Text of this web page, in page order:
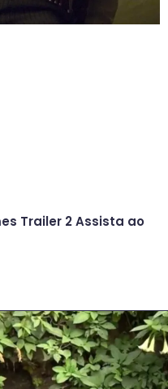
Trailer 2 Assista ao